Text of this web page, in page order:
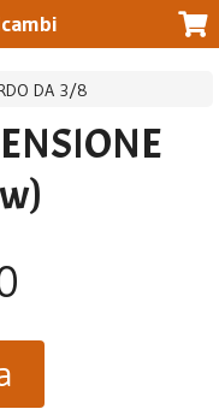
DA 3/8